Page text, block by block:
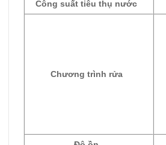
Công suất tiêu thụ nước
Chương trình rửa